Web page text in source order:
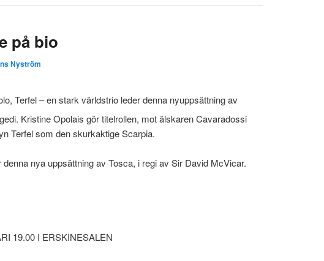
på bio
Nyström
Terfel – en stark världstrio leder denna nyuppsättning av
Kristine Opolais gör titelrollen, mot älskaren Cavaradossi
Terfel som den skurkaktige Scarpia.
nya uppsättning av Tosca, i regi av Sir David McVicar.
19.00 I ERSKINESALEN